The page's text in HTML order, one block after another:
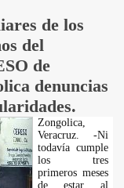
de los
del
de
denuncias
Zongolica,
Veracruz. -Ni
todavía cumple
los tres
primeros meses
de estar al